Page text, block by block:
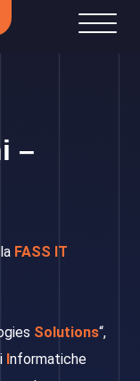
–
FASS IT
Solutions“,
Informatiche